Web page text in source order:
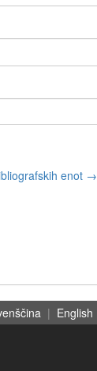
enot →
| English